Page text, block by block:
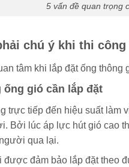
5 vấn đề quan trọng
chú ý khi thi
tâm khi lắp đặt ống thông
ống gió cần lắp đặt
trực tiếp đến hiệu suất làm
Bởi lúc áp lực hút gió cao
qua lại.
đảm bảo lắp đặt theo